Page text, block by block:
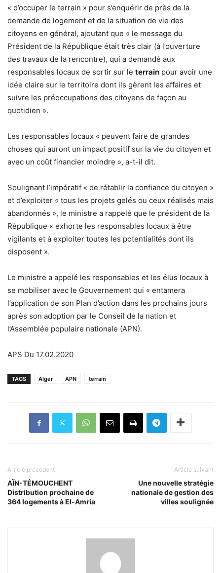
« d’occuper le terrain » pour s’enquérir de près de la
demande de logement et de la situation de vie des
citoyens en général, ajoutant que « le message du
Président de la République était très clair (à l’ouverture
des travaux de la rencontre), qui a demandé aux
responsables locaux de sortir sur le terrain pour avoir une
idée claire sur le territoire dont ils gèrent les affaires et
suivre les préoccupations des citoyens de façon au
quotidien ».
Les responsables locaux « peuvent faire de grandes
choses qui auront un impact positif sur la vie du citoyen et
avec un coût financier moindre », a-t-il dit.
Soulignant l’impératif « de rétablir la confiance du citoyen »
et d’exploiter « tous les projets gelés ou ceux réalisés mais
abandonnés », le ministre a rappelé que le président de la
République « exhorte les responsables locaux à être
vigilants et à exploiter toutes les potentialités dont ils
disposent ».
Le ministre a appelé les responsables et les élus locaux à
se mobiliser avec le Gouvernement qui « entamera
l’application de son Plan d’action dans les prochains jours
après son adoption par le Conseil de la nation et
l’Assemblée populaire nationale (APN).
APS Du 17.02.2020
TAGS Alger APN terrain
Article précédent
AÏN-TÉMOUCHENT
Distribution prochaine de
364 logements à El-Amria
Article suivant
Une nouvelle stratégie
nationale de gestion des
villes soulignée